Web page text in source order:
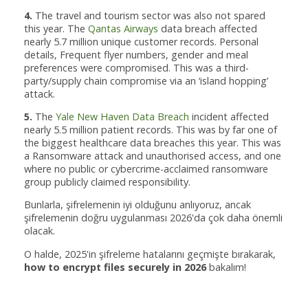
4. The travel and tourism sector was also not spared
this year. The Qantas Airways data breach affected
nearly 5.7 million unique customer records. Personal
details, Frequent flyer numbers, gender and meal
preferences were compromised. This was a third-
party/supply chain compromise via an ‘island hopping’
attack.
5. The Yale New Haven Data Breach incident affected
nearly 5.5 million patient records. This was by far one of
the biggest healthcare data breaches this year. This was
a Ransomware attack and unauthorised access, and one
where no public or cybercrime-acclaimed ransomware
group publicly claimed responsibility.
Bunlarla, şifrelemenin iyi olduğunu anlıyoruz, ancak
şifrelemenin doğru uygulanması 2026'da çok daha önemli
olacak.
O halde, 2025'in şifreleme hatalarını geçmişte bırakarak,
how to encrypt files securely in 2026bakalım!